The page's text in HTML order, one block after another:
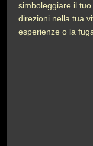
simboleggiare il
direzioni nella tua
esperienze o la